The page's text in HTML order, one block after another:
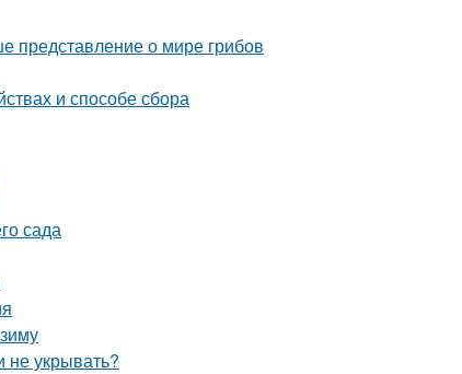
представление о мире грибов
и способе сбора
сада
не укрывать?